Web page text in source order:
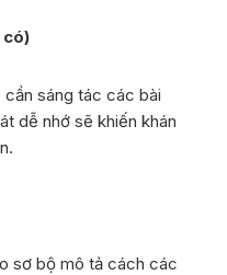
có)
cần sáng tác các bài
dễ nhớ sẽ khiến khán
sơ bộ mô tả cách các